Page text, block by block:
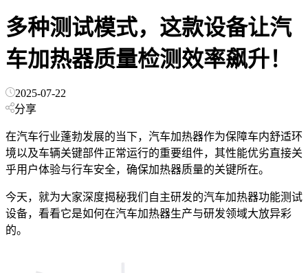
多种测试模式，这款设备让汽
车加热器质量检测效率飙升！
2025-07-22
分享
在汽车行业蓬勃发展的当下，汽车加热器作为保障车内舒适环
境以及车辆关键部件正常运行的重要组件，其性能优劣直接关
乎用户体验与行车安全，确保加热器质量的关键所在。
今天，就为大家深度揭秘我们自主研发的汽车加热器功能测试
设备，看看它是如何在汽车加热器生产与研发领域大放异彩
的。